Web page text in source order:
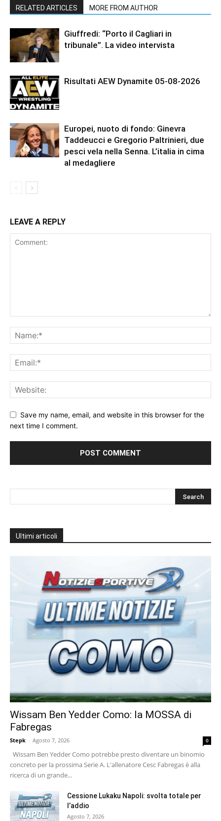
RELATED ARTICLES MORE FROM AUTHOR
Giuffredi: “Porto il Cagliari in
tribunale”. La video intervista
Risultati AEW Dynamite 05-08-2026
Europei, nuoto di fondo: Ginevra
Taddeucci e Gregorio Paltrinieri, due
pesci vela nella Senna. L’italia in cima
al medagliere
LEAVE A REPLY
Save my name, email, and website in this browser for the
next time I comment.
Ultimi articoli
Wissam Ben Yedder Como: la MOSSA di
Fabregas
Stepk - Agosto 7, 2026 0
Wissam Ben Yedder Como potrebbe presto diventare un binomio
concreto per la prossima Serie A. L'allenatore Cesc Fabregas è alla
ricerca di un grande...
Cessione Lukaku Napoli: svolta totale per
l’addio
Agosto 7, 2026